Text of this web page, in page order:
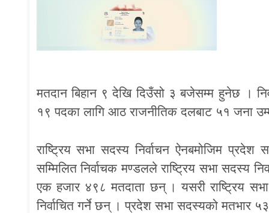
मतदान बिहान ९ देखि दिउँसो ३ बजेसम्म हुनेछ ।
१९ पदका लागि आठ राजनीतिक दलबाट ५१ जना
राष्ट्रिय सभा सदस्य निर्वाचन ऐनबमोजिम
सम्मिलित निर्वाचक मण्डलले राष्ट्रिय सभा सदस्य
एक हजार ४९८ मतदाता छन् । यसरी राष्ट्रिय
निर्वाचित गर्ने छन् । प्रदेश सभा सदस्यको मतभार